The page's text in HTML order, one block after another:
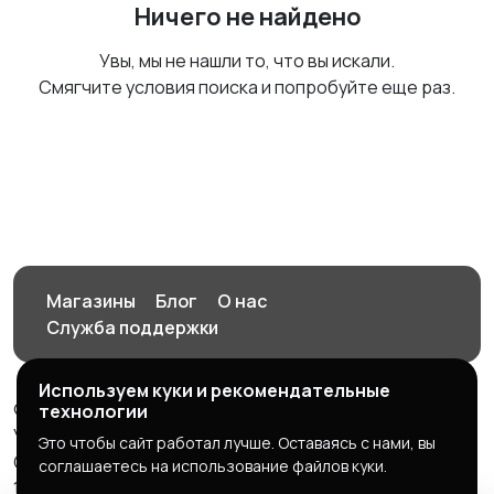
Ничего не найдено
Увы, мы не нашли то, что вы искали.
Смягчите условия поиска и попробуйте еще раз.
Магазины Блог
О нас
Служба поддержки
© 2026 Орен-АЙ - Авто | Недвижимость | Работа |
Услуги
Создал Карусов Е.С ООО "ЦПК" ИНН 5609203278 ОГРН
1235600008841
Используем куки и рекомендательные
технологии
Это чтобы сайт работал лучше. Оставаясь с нами, вы
соглашаетесь на использование файлов куки.